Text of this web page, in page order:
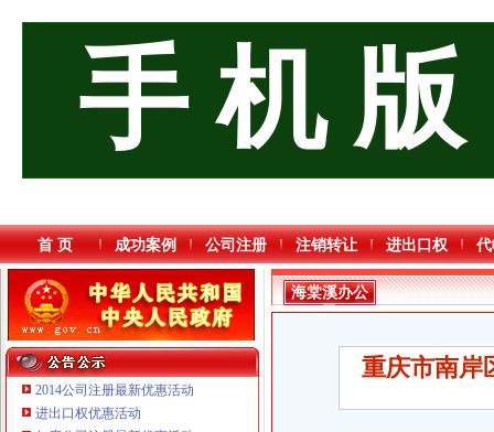
手 机 版
首 页 成功案例 公司注册 注销转让 进出口权
2014公司注册最新优惠活动
进出口权优惠活动
海棠溪办公
司
重庆市南岸